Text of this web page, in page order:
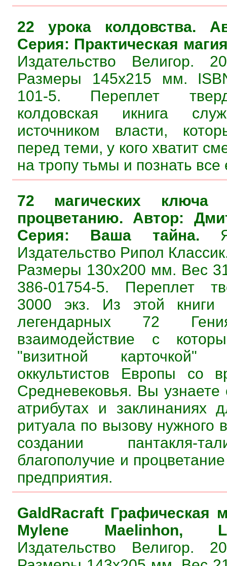
22 урока колдовства.
Серия: Практическая
Издательство Велигор.
Размеры 145х215 мм.
101-5. Переплет
колдовская икнига
источником власти,
перед теми, у кого хватит
на тропу тьмы и познать все
72 магических
процветанию. Автор:
Серия: Ваша тайна.
Издательство Рипол
Размеры 130х200 мм. Вес
386-01754-5. Переплет
3000 экз. Из этой
легендарных 72
взаимодействие с
"визитной
оккультистов Европы со
Средневековья. Вы
атрибутах и заклинаниях
ритуала по вызову нужного
создании пантакля-
благополучие и
предприятия.
GaldRacraft Графическая
Mylene Maelinhon,
Издательство Велигор.